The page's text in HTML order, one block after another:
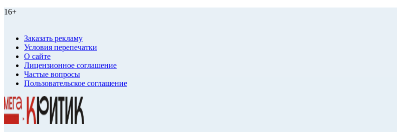
16+
Заказать рекламу
Условия перепечатки
О сайте
Лицензионное соглашение
Частые вопросы
Пользовательское соглашение